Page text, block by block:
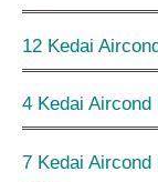
12 Kedai
4 Kedai Aircond
7 Kedai